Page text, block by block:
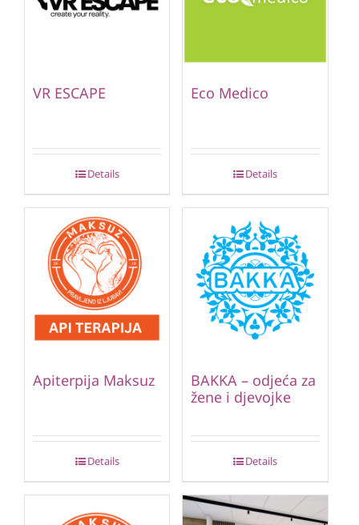
VR ESCAPE
Details
Eco Medico
Details
Apiterpija Maksuz
Details
BAKKA – odjeća za
žene i djevojke
Details